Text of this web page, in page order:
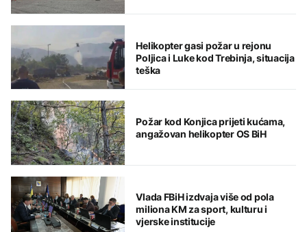
Helikopter gasi požar u rejonu
Poljica i Luke kod Trebinja, situacija
teška
Požar kod Konjica prijeti kućama,
angažovan helikopter OS BiH
Vlada FBiH izdvaja više od pola
miliona KM za sport, kulturu i
vjerske institucije